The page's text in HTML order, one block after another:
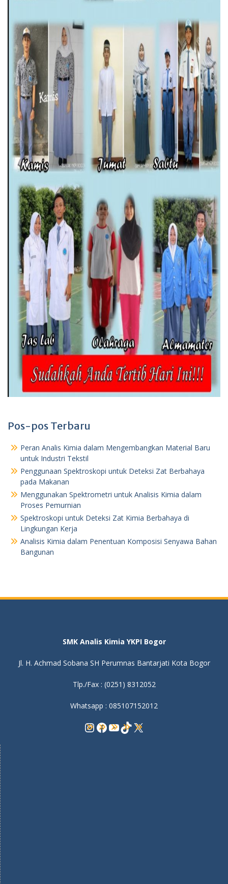
Pos-pos Terbaru
Peran Analis Kimia dalam Mengembangkan Material Baru
untuk Industri Tekstil
Penggunaan Spektroskopi untuk Deteksi Zat Berbahaya
pada Makanan
Menggunakan Spektrometri untuk Analisis Kimia dalam
Proses Pemurnian
Spektroskopi untuk Deteksi Zat Kimia Berbahaya di
Lingkungan Kerja
Analisis Kimia dalam Penentuan Komposisi Senyawa Bahan
Bangunan
SMK Analis Kimia YKPI Bogor
Jl. H. Achmad Sobana SH Perumnas Bantarjati Kota Bogor
Tlp./Fax : (0251) 8312052
Whatsapp : 085107152012
Instagram
Facebook
YouTube
TikTok
X